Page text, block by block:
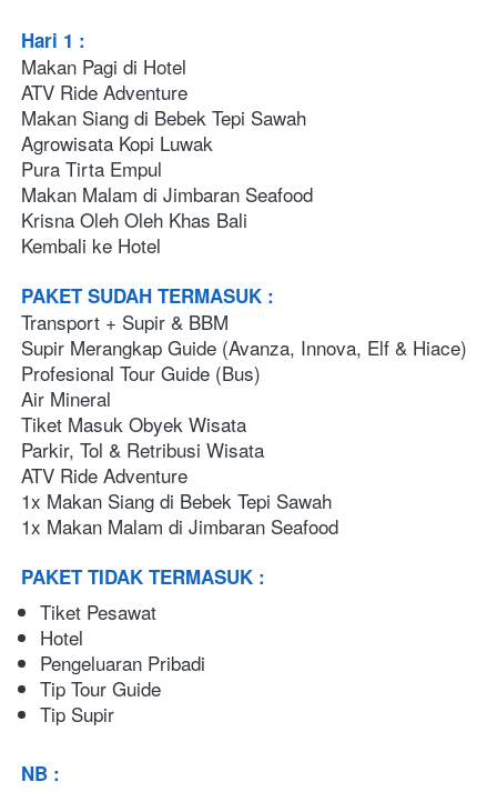
Hari 1 :
Makan Pagi di Hotel
ATV Ride Adventure
Makan Siang di Bebek Tepi Sawah
Agrowisata Kopi Luwak
Pura Tirta Empul
Makan Malam di Jimbaran Seafood
Krisna Oleh Oleh Khas Bali
Kembali ke Hotel
PAKET SUDAH TERMASUK :
Transport + Supir & BBM
Supir Merangkap Guide (Avanza, Innova, Elf & Hiace)
Profesional Tour Guide (Bus)
Air Mineral
Tiket Masuk Obyek Wisata
Parkir, Tol & Retribusi Wisata
ATV Ride Adventure
1x Makan Siang di Bebek Tepi Sawah
1x Makan Malam di Jimbaran Seafood
PAKET TIDAK TERMASUK :
Tiket Pesawat
Hotel
Pengeluaran Pribadi
Tip Tour Guide
Tip Supir
NB :